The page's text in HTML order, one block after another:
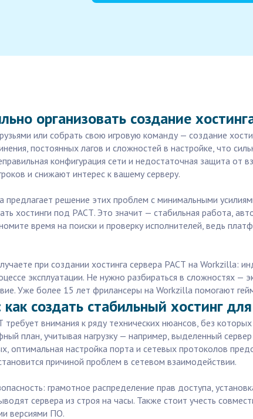
организовать создание
или собрать свою игровую команду — создание
постоянных лагов и сложностей в настройке, что
конфигурация сети и недостаточная защита
и снижают интерес к вашему серверу.
решение этих проблем с минимальными
хостинги под РАСТ. Это значит — стабильная работа,
время на поиски и проверку исполнителей, ведь
при создании хостинга сервера РАСТ на Workzilla:
эксплуатации. Не нужно разбираться в сложностях
Уже более 15 лет фрилансеры на Workzilla помогают
как создать стабильный хостинг
требует внимания к ряду технических нюансов, без
план, учитывая нагрузку — например, выделенный
оптимальная настройка порта и сетевых протоколов
причиной проблем в сетевом взаимодействии.
грамотное распределение прав доступа,
сервера из строя на часы. Также стоит учесть
версиями ПО.